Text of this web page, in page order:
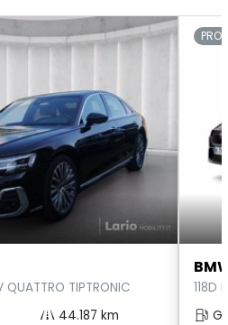
TIPTRONIC
44.187 km
118D